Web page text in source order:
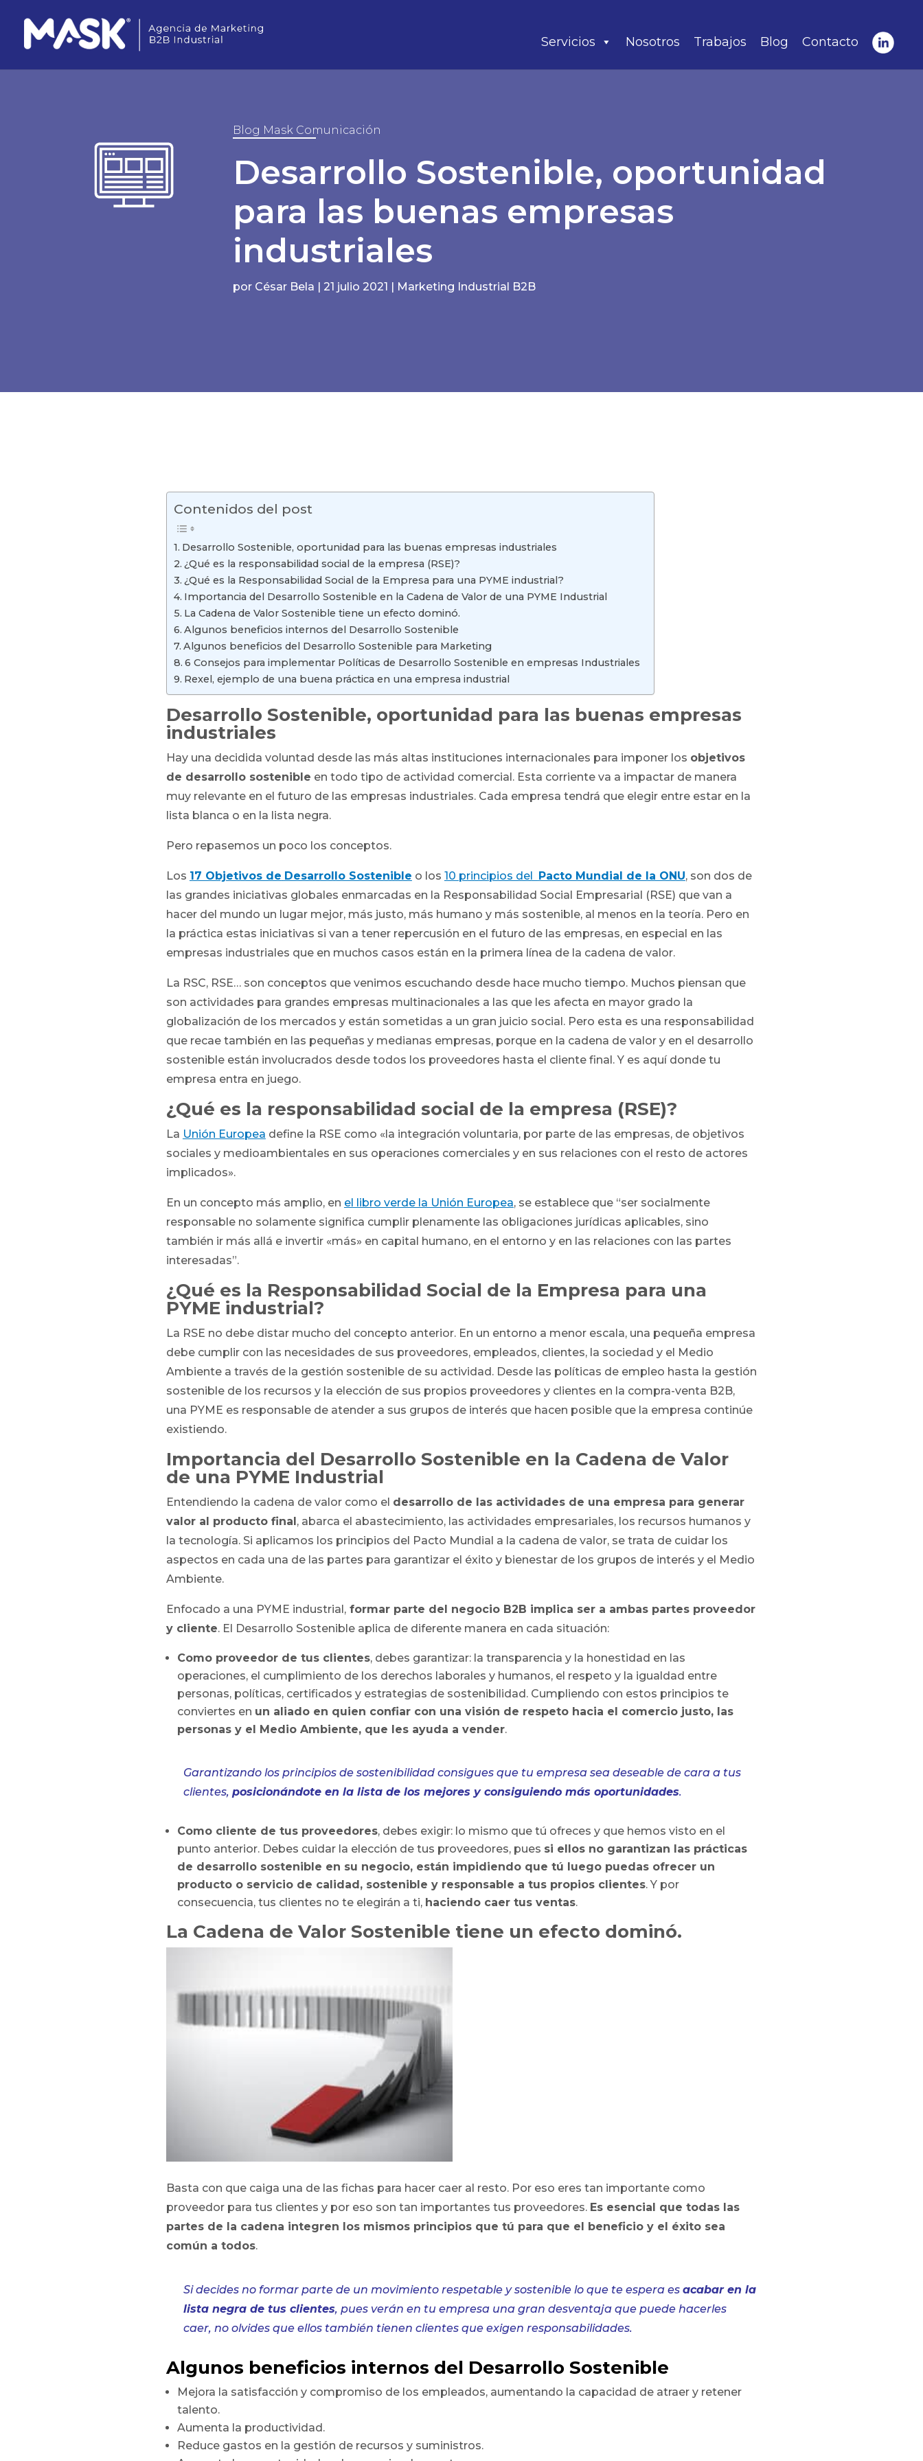
Servicios Nosotros Trabajos Blog Contacto
Blog Mask Comunicación
Desarrollo Sostenible, oportunidad
para las buenas empresas
industriales
por César Bela | 21 julio 2021 | Marketing Industrial B2B
Contenidos del post
Desarrollo Sostenible, oportunidad para las buenas empresas industriales
¿Qué es la responsabilidad social de la empresa (RSE)?
¿Qué es la Responsabilidad Social de la Empresa para una PYME industrial?
Importancia del Desarrollo Sostenible en la Cadena de Valor de una PYME Industrial
La Cadena de Valor Sostenible tiene un efecto dominó.
Algunos beneficios internos del Desarrollo Sostenible
Algunos beneficios del Desarrollo Sostenible para Marketing
6 Consejos para implementar Políticas de Desarrollo Sostenible en empresas Industriales
Rexel, ejemplo de una buena práctica en una empresa industrial
Desarrollo Sostenible, oportunidad para las buenas empresas
industriales
Hay una decidida voluntad desde las más altas instituciones internacionales para imponer los objetivos
de desarrollo sostenible en todo tipo de actividad comercial. Esta corriente va a impactar de manera
muy relevante en el futuro de las empresas industriales. Cada empresa tendrá que elegir entre estar en la
lista blanca o en la lista negra.
Pero repasemos un poco los conceptos.
Los 17 Objetivos de Desarrollo Sostenible o los 10 principios del Pacto Mundial de la ONU, son dos de
las grandes iniciativas globales enmarcadas en la Responsabilidad Social Empresarial (RSE) que van a
hacer del mundo un lugar mejor, más justo, más humano y más sostenible, al menos en la teoría. Pero en
la práctica estas iniciativas si van a tener repercusión en el futuro de las empresas, en especial en las
empresas industriales que en muchos casos están en la primera línea de la cadena de valor.
La RSC, RSE… son conceptos que venimos escuchando desde hace mucho tiempo. Muchos piensan que
son actividades para grandes empresas multinacionales a las que les afecta en mayor grado la
globalización de los mercados y están sometidas a un gran juicio social. Pero esta es una responsabilidad
que recae también en las pequeñas y medianas empresas, porque en la cadena de valor y en el desarrollo
sostenible están involucrados desde todos los proveedores hasta el cliente final. Y es aquí donde tu
empresa entra en juego.
¿Qué es la responsabilidad social de la empresa (RSE)?
La Unión Europea define la RSE como «la integración voluntaria, por parte de las empresas, de objetivos
sociales y medioambientales en sus operaciones comerciales y en sus relaciones con el resto de actores
implicados».
En un concepto más amplio, en el libro verde la Unión Europea, se establece que “ser socialmente
responsable no solamente significa cumplir plenamente las obligaciones jurídicas aplicables, sino
también ir más allá e invertir «más» en capital humano, en el entorno y en las relaciones con las partes
interesadas”.
¿Qué es la Responsabilidad Social de la Empresa para una
PYME industrial?
La RSE no debe distar mucho del concepto anterior. En un entorno a menor escala, una pequeña empresa
debe cumplir con las necesidades de sus proveedores, empleados, clientes, la sociedad y el Medio
Ambiente a través de la gestión sostenible de su actividad. Desde las políticas de empleo hasta la gestión
sostenible de los recursos y la elección de sus propios proveedores y clientes en la compra-venta B2B,
una PYME es responsable de atender a sus grupos de interés que hacen posible que la empresa continúe
existiendo.
Importancia del Desarrollo Sostenible en la Cadena de Valor
de una PYME Industrial
Entendiendo la cadena de valor como el desarrollo de las actividades de una empresa para generar
valor al producto final, abarca el abastecimiento, las actividades empresariales, los recursos humanos y
la tecnología. Si aplicamos los principios del Pacto Mundial a la cadena de valor, se trata de cuidar los
aspectos en cada una de las partes para garantizar el éxito y bienestar de los grupos de interés y el Medio
Ambiente.
Enfocado a una PYME industrial,formar parte del negocio B2B implica ser a ambas partes proveedor
y cliente. El Desarrollo Sostenible aplica de diferente manera en cada situación:
Como proveedor de tus clientes, debes garantizar: la transparencia y la honestidad en las
operaciones, el cumplimiento de los derechos laborales y humanos, el respeto y la igualdad entre
personas, políticas, certificados y estrategias de sostenibilidad. Cumpliendo con estos principios te
conviertes en un aliado en quien confiar con una visión de respeto hacia el comercio justo, las
personas y el Medio Ambiente, que les ayuda a vender.
Garantizando los principios de sostenibilidad consigues que tu empresa sea deseable de cara a tus
clientes, posicionándote en la lista de los mejores y consiguiendo más oportunidades.
Como cliente de tus proveedores, debes exigir: lo mismo que tú ofreces y que hemos visto en el
punto anterior. Debes cuidar la elección de tus proveedores, pues si ellos no garantizan las prácticas
de desarrollo sostenible en su negocio, están impidiendo que tú luego puedas ofrecer un
producto o servicio de calidad, sostenible y responsable a tus propios clientes. Y por
consecuencia, tus clientes no te elegirán a ti, haciendo caer tus ventas.
La Cadena de Valor Sostenible tiene un efecto dominó.
Basta con que caiga una de las fichas para hacer caer al resto. Por eso eres tan importante como
proveedor para tus clientes y por eso son tan importantes tus proveedores. Es esencial que todas las
partes de la cadena integren los mismos principios que tú para que el beneficio y el éxito sea
común a todos.
Si decides no formar parte de un movimiento respetable y sostenible lo que te espera es acabar en la
lista negra de tus clientes, pues verán en tu empresa una gran desventaja que puede hacerles
caer, no olvides que ellos también tienen clientes que exigen responsabilidades.
Algunos beneficios internos del Desarrollo Sostenible
Mejora la satisfacción y compromiso de los empleados, aumentando la capacidad de atraer y retener
talento.
Aumenta la productividad.
Reduce gastos en la gestión de recursos y suministros.